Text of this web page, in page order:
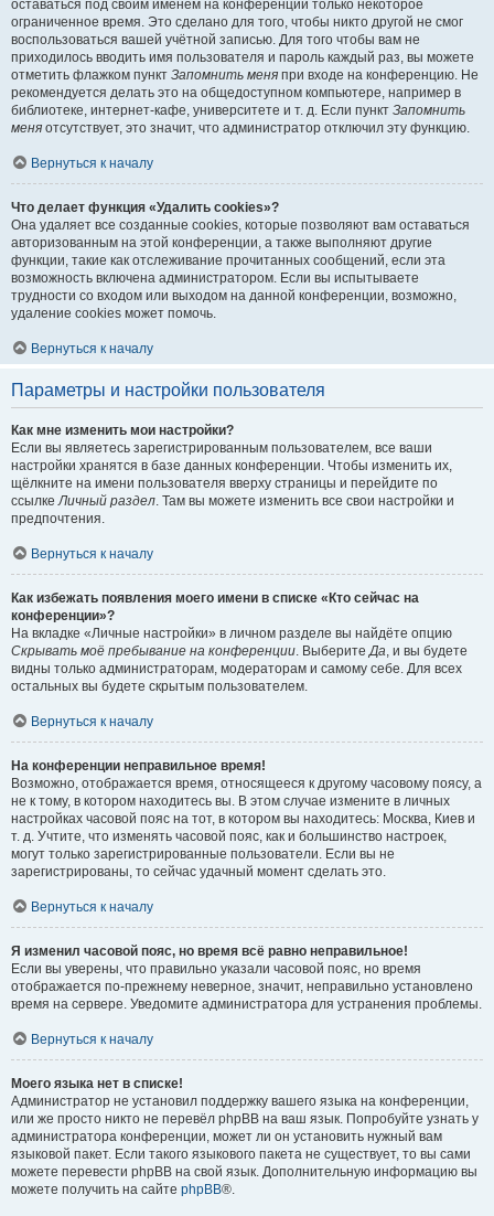
оставаться под своим именем на конференции только некоторое
ограниченное время. Это сделано для того, чтобы никто другой не смог
воспользоваться вашей учётной записью. Для того чтобы вам не
приходилось вводить имя пользователя и пароль каждый раз, вы можете
отметить флажком пункт Запомнить меня при входе на конференцию. Не
рекомендуется делать это на общедоступном компьютере, например в
библиотеке, интернет-кафе, университете и т. д. Если пункт Запомнить
меня отсутствует, это значит, что администратор отключил эту функцию.
Вернуться к началу
Что делает функция «Удалить cookies»?
Она удаляет все созданные cookies, которые позволяют вам оставаться
авторизованным на этой конференции, а также выполняют другие
функции, такие как отслеживание прочитанных сообщений, если эта
возможность включена администратором. Если вы испытываете
трудности со входом или выходом на данной конференции, возможно,
удаление cookies может помочь.
Вернуться к началу
Параметры и настройки пользователя
Как мне изменить мои настройки?
Если вы являетесь зарегистрированным пользователем, все ваши
настройки хранятся в базе данных конференции. Чтобы изменить их,
щёлкните на имени пользователя вверху страницы и перейдите по
ссылкеЛичный раздел. Там вы можете изменить все свои настройки и
предпочтения.
Вернуться к началу
Как избежать появления моего имени в списке «Кто сейчас на
конференции»?
На вкладке «Личные настройки» в личном разделе вы найдёте опцию
Скрывать моё пребывание на конференции. ВыберитеДа, и вы будете
видны только администраторам, модераторам и самому себе. Для всех
остальных вы будете скрытым пользователем.
Вернуться к началу
На конференции неправильное время!
Возможно, отображается время, относящееся к другому часовому поясу, а
не к тому, в котором находитесь вы. В этом случае измените в личных
настройках часовой пояс на тот, в котором вы находитесь: Москва, Киев и
т. д. Учтите, что изменять часовой пояс, как и большинство настроек,
могут только зарегистрированные пользователи. Если вы не
зарегистрированы, то сейчас удачный момент сделать это.
Вернуться к началу
Я изменил часовой пояс, но время всё равно неправильное!
Если вы уверены, что правильно указали часовой пояс, но время
отображается по-прежнему неверное, значит, неправильно установлено
время на сервере. Уведомите администратора для устранения проблемы.
Вернуться к началу
Моего языка нет в списке!
Администратор не установил поддержку вашего языка на конференции,
или же просто никто не перевёл phpBB на ваш язык. Попробуйте узнать у
администратора конференции, может ли он установить нужный вам
языковой пакет. Если такого языкового пакета не существует, то вы сами
можете перевести phpBB на свой язык. Дополнительную информацию вы
можете получить на сайте phpBB®.